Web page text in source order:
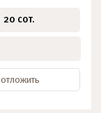
20 сот.
отложить